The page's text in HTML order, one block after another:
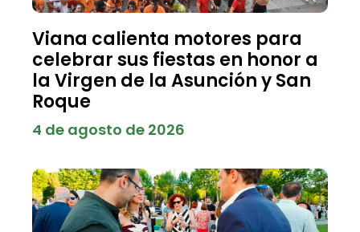
Viana calienta motores para
celebrar sus fiestas en honor a
la Virgen de la Asunción y San
Roque
4 de agosto de 2026